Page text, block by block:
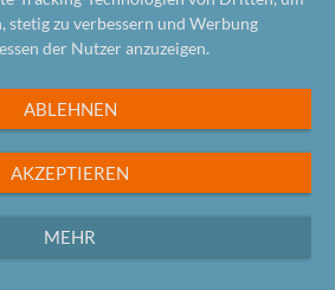
stetig zu verbessern und Werbung
der Nutzer anzuzeigen.
ABLEHNEN
AKZEPTIEREN
MEHR